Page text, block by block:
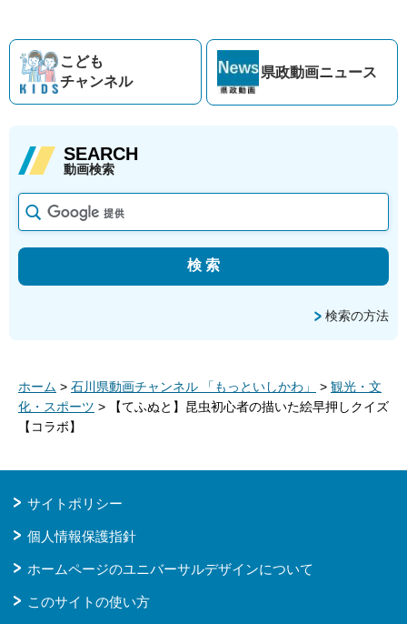
こども
チャンネル
県政動画ニュース
SEARCH
動画検索
検索の方法
ホーム > 石川県動画チャンネル 「もっといしかわ」 > 観光・文
化・スポーツ > 【てふぬと】昆虫初心者の描いた絵早押しクイズ
【コラボ】
サイトポリシー
個人情報保護指針
ホームページのユニバーサルデザインについて
このサイトの使い方